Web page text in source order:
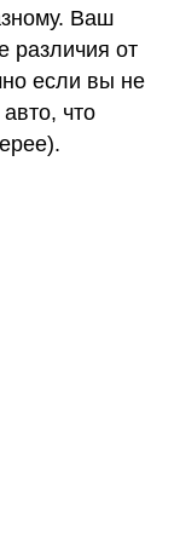
Ваш
различия от
если вы не
что